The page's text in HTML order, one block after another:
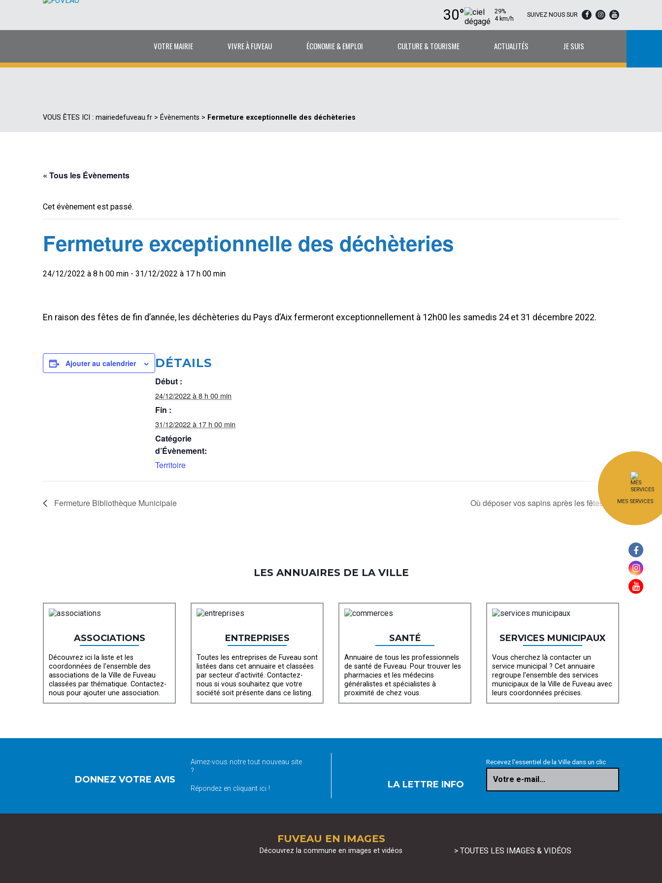
SUIVEZ NOUS SUR
30°
29%
4 km/h
VOTRE MAIRIE VIVRE À FUVEAU ÉCONOMIE & EMPLOI CULTURE & TOURISME ACTUALITÉS JE SUIS
MES SERVICES
VOUS ÊTES ICI : mairiedefuveau.fr > Évènements > Fermeture exceptionnelle des déchèteries
« Tous les Évènements
Cet évènement est passé.
Fermeture exceptionnelle des déchèteries
24/12/2022 à 8 h 00 min - 31/12/2022 à 17 h 00 min
En raison des fêtes de fin d’année, les déchèteries du Pays d’Aix fermeront exceptionnellement à 12h00 les samedis 24 et 31 décembre 2022.
Ajouter au calendrier DÉTAILS
Début :
24/12/2022 à 8 h 00 min
Fin :
31/12/2022 à 17 h 00 min
Catégorie
d’Évènement:
Territoire
Fermeture Bibliothèque Municipale Où déposer vos sapins après les fêtes?
LES ANNUAIRES DE LA VILLE
ASSOCIATIONS
Découvrez ici la liste et les
coordonnées de l'ensemble des
associations de la Ville de Fuveau
classées par thématique. Contactez-
nous pour ajouter une association.
ENTREPRISES
Toutes les entreprises de Fuveau sont
listées dans cet annuaire et classées
par secteur d'activité. Contactez-
nous si vous souhaitez que votre
société soit présente dans ce listing.
SANTÉ
Annuaire de tous les professionnels
de santé de Fuveau. Pour trouver les
pharmacies et les médecins
généralistes et spécialistes à
proximité de chez vous.
SERVICES MUNICIPAUX
Vous cherchez là contacter un
service municipal ? Cet annuaire
regroupe l'ensemble des services
municipaux de la Ville de Fuveau avec
leurs coordonnées précises.
DONNEZ VOTRE AVIS
Aimez-vous notre tout nouveau site
?
Répondez en cliquant ici ! LA LETTRE INFO
Recevez l'essentiel de la Ville dans un clic
Votre e-mail...
FUVEAU EN IMAGES
Découvrez la commune en images et vidéos > TOUTES LES IMAGES & VIDÉOS